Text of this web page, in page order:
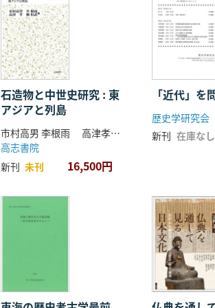
石造物と中世史研究 : 東
アジアと列島
市村高男 李根雨 高津孝 劉恒武 編
高志書院
新刊 未刊 16,500円
「近代」を
歴史学研究会
新刊 在庫なし